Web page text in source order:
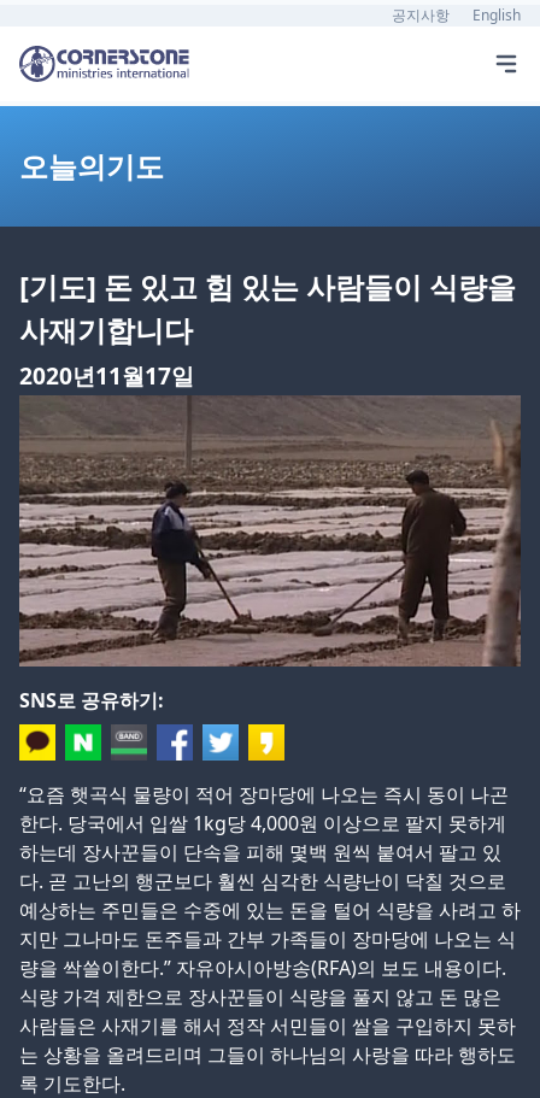
공지사항 English
오늘의기도
[기도] 돈 있고 힘 있는 사람들이 식량을
사재기합니다
2020년11월17일
SNS로 공유하기:
“요즘 햇곡식 물량이 적어 장마당에 나오는 즉시 동이 나곤
한다. 당국에서 입쌀 1kg당 4,000원 이상으로 팔지 못하게
하는데 장사꾼들이 단속을 피해 몇백 원씩 붙여서 팔고 있
다. 곧 고난의 행군보다 훨씬 심각한 식량난이 닥칠 것으로
예상하는 주민들은 수중에 있는 돈을 털어 식량을 사려고 하
지만 그나마도 돈주들과 간부 가족들이 장마당에 나오는 식
량을 싹쓸이한다.” 자유아시아방송(RFA)의 보도 내용이다.
식량 가격 제한으로 장사꾼들이 식량을 풀지 않고 돈 많은
사람들은 사재기를 해서 정작 서민들이 쌀을 구입하지 못하
는 상황을 올려드리며 그들이 하나님의 사랑을 따라 행하도
록 기도한다.